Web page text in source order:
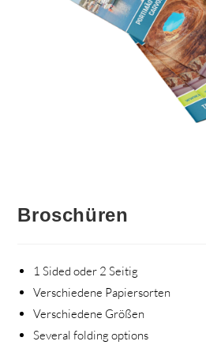
Broschüren
1 Sided oder 2 Seitig
Verschiedene Papiersorten
Verschiedene Größen
Several folding options